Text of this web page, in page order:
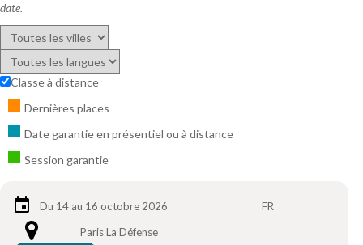
date.
Classe à distance
Dernières places
Date garantie en présentiel ou à distance
Session garantie
Du 14 au 16 octobre 2026
FR
Paris La Défense